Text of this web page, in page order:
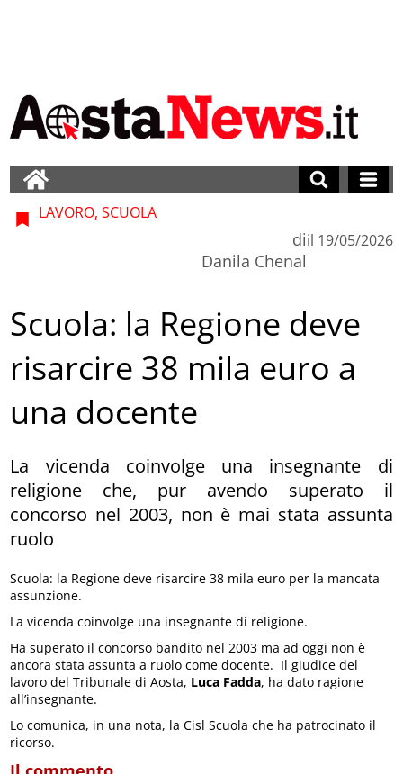
LAVORO, SCUOLA
di
Danila Chenal
il 19/05/2026
Scuola: la Regione deve
risarcire 38 mila euro a
una docente
La vicenda coinvolge una insegnante di
religione che, pur avendo superato il
concorso nel 2003, non è mai stata assunta
ruolo
Scuola: la Regione deve risarcire 38 mila euro per la mancata
assunzione.
La vicenda coinvolge una insegnante di religione.
Ha superato il concorso bandito nel 2003 ma ad oggi non è
ancora stata assunta a ruolo come docente. Il giudice del
lavoro del Tribunale di Aosta, Luca Fadda, ha dato ragione
all’insegnante.
Lo comunica, in una nota, la Cisl Scuola che ha patrocinato il
ricorso.